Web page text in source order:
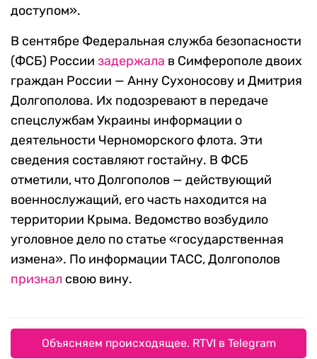
доступом».
В сентябре Федеральная служба безопасности
(ФСБ) России задержала в Симферополе двоих
граждан России — Анну Сухоносову и Дмитрия
Долгополова. Их подозревают в передаче
спецслужбам Украины информации о
деятельности Черноморского флота. Эти
сведения составляют гостайну. В ФСБ
отметили, что Долгополов — действующий
военнослужащий, его часть находится на
территории Крыма. Ведомство возбудило
уголовное дело по статье «государственная
измена». По информации ТАСС, Долгополов
признал свою вину.
Объясняем происходящее. RTVI в Telegram